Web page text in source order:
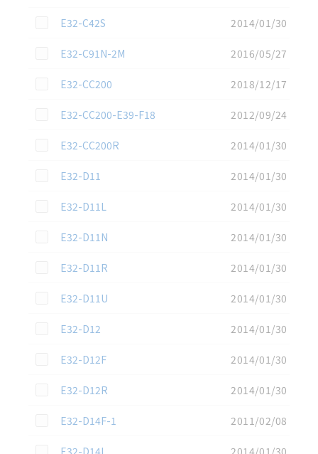
この資料を選択
E32-C42S
2014/01/30
この資料を選択
E32-C91N-2M
2016/05/27
この資料を選択
E32-CC200
2018/12/17
この資料を選択
E32-CC200-E39-F18
2012/09/24
この資料を選択
E32-CC200R
2014/01/30
この資料を選択
E32-D11
2014/01/30
この資料を選択
E32-D11L
2014/01/30
この資料を選択
E32-D11N
2014/01/30
この資料を選択
E32-D11R
2014/01/30
この資料を選択
E32-D11U
2014/01/30
この資料を選択
E32-D12
2014/01/30
この資料を選択
E32-D12F
2014/01/30
この資料を選択
E32-D12R
2014/01/30
この資料を選択
E32-D14F-1
2011/02/08
この資料を選択
E32-D14L 2014/01/30